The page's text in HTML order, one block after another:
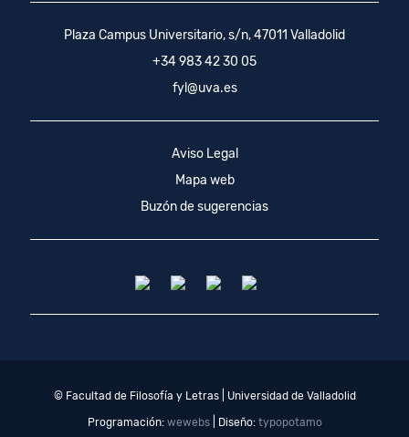
Plaza Campus Universitario, s/n, 47011 Valladolid
+34 983 42 30 05
fyl@uva.es
Aviso Legal
Mapa web
Buzón de sugerencias
© Facultad de Filosofía y Letras | Universidad de Valladolid
Programación: wewebs| Diseño: typopotamo